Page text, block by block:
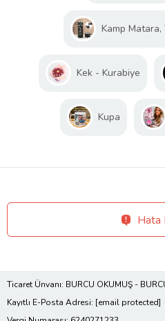
Kamp
Kek - Kurabiye
Kupa
Hata
Ticaret Ünvanı: BURCU OKUMUŞ -
Kayıtlı E-Posta Adresi: [email protected]